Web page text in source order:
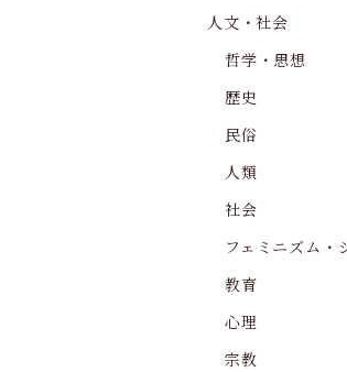
人文・社会
哲学・思想
歴史
民俗
人類
社会
フェミニズム・
教育
心理
宗教